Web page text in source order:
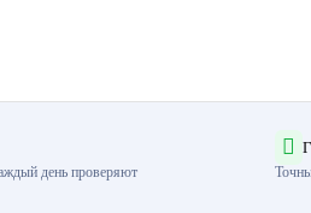
день проверяют